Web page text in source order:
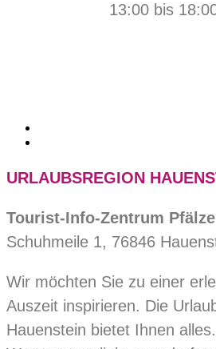
13:00 bis
URLAUBSREGION
Tourist-Info-Zentrum
Schuhmeile 1, 76846
Wir möchten Sie zu einer
Auszeit inspirieren. Die
Hauenstein bietet Ihnen alles.